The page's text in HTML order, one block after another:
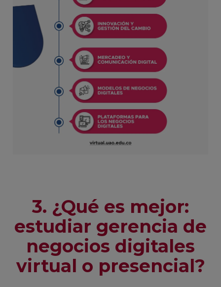
3. ¿Qué es mejor:
estudiar gerencia de
negocios digitales
virtual o presencial?